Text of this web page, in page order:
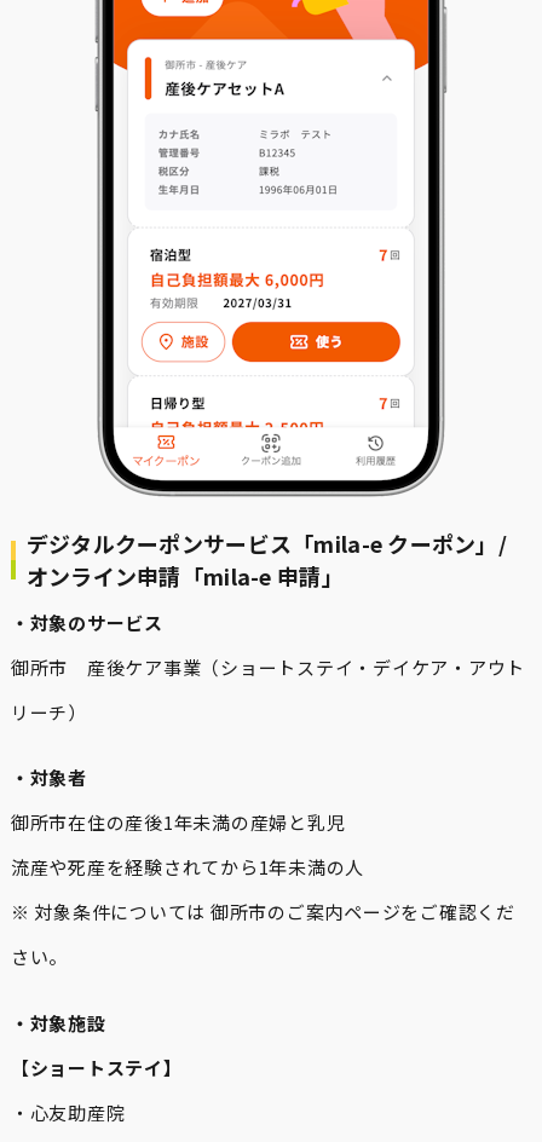
デジタルクーポンサービス「mila-e クーポン」/
オンライン申請「mila-e 申請」
・対象のサービス
御所市 産後ケア事業（ショートステイ・デイケア・アウト
リーチ）
・対象者
御所市在住の産後1年未満の産婦と乳児
流産や死産を経験されてから1年未満の人
※ 対象条件については 御所市のご案内ページをご確認くだ
さい。
・対象施設
【ショートステイ】
・心友助産院